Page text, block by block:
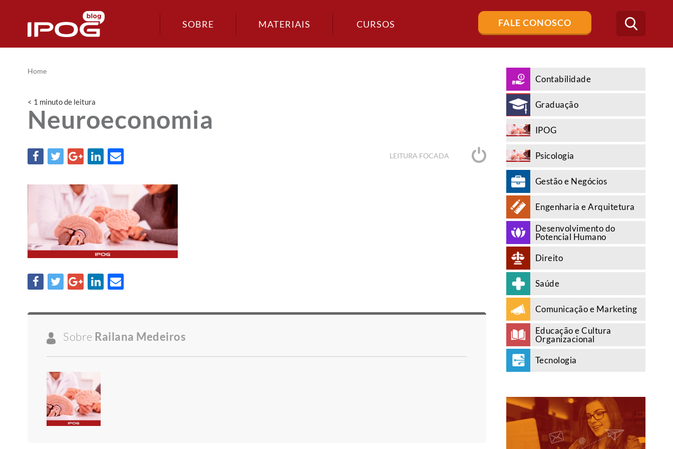
SOBRE MATERIAIS CURSOS FALE CONOSCO
Buscar
no
blog
Home
< 1 minutode leitura
Neuroeconomia
LEITURA FOCADA
Sobre Railana Medeiros
Contabilidade
Graduação
IPOG
Psicologia
Gestão e Negócios
Engenharia e Arquitetura
Desenvolvimento do
Potencial Humano
Direito
Saúde
Comunicação e Marketing
Educação e Cultura
Organizacional
Tecnologia